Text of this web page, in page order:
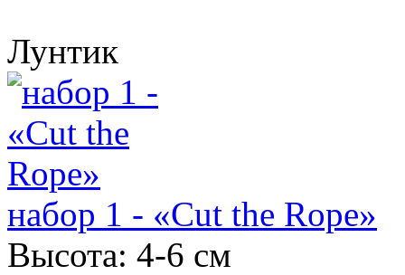
Лунтик
набор 1 - «Cut the Rope»
Высота: 4-6 см